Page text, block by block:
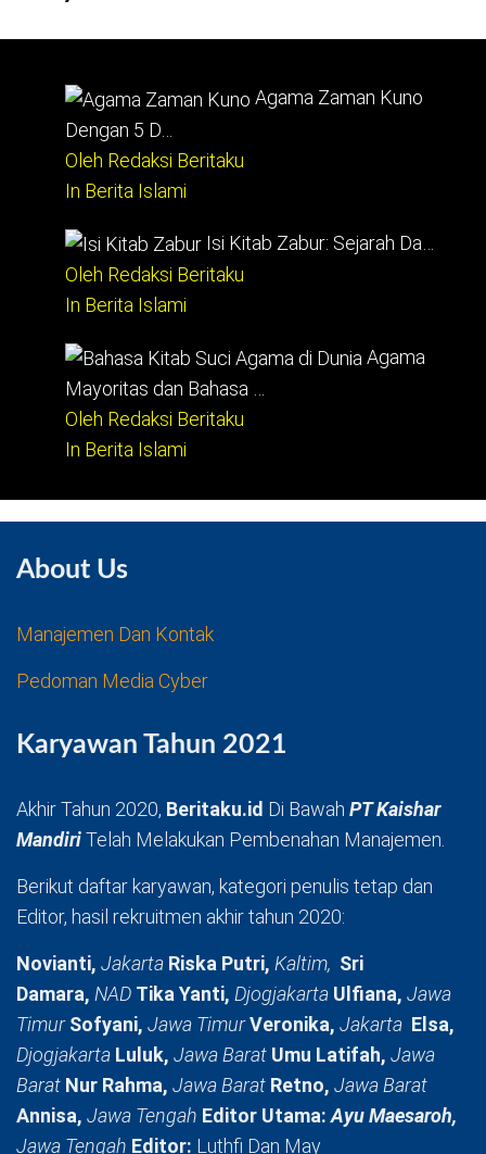
Agama Zaman Kuno
Dengan 5 D…
Oleh Redaksi Beritaku
In Berita Islami
Isi Kitab Zabur: Sejarah Da…
Oleh Redaksi Beritaku
In Berita Islami
Agama
Mayoritas dan Bahasa …
Oleh Redaksi Beritaku
In Berita Islami
About Us
Manajemen Dan Kontak
Pedoman Media Cyber
Karyawan Tahun 2021
Akhir Tahun 2020, Beritaku.id Di Bawah PT Kaishar
MandiriTelah Melakukan Pembenahan Manajemen.
Berikut daftar karyawan, kategori penulis tetap dan
Editor, hasil rekruitmen akhir tahun 2020:
Novianti, Jakarta Riska Putri, Kaltim, Sri
Damara, NAD Tika Yanti, Djogjakarta Ulfiana, Jawa
TimurSofyani, Jawa TimurVeronika, Jakarta Elsa,
Djogjakarta Luluk, Jawa Barat Umu Latifah, Jawa
Barat Nur Rahma, Jawa Barat Retno, Jawa Barat
Annisa, Jawa Tengah Editor Utama:Ayu Maesaroh,
Jawa Tengah Editor: Luthfi Dan May